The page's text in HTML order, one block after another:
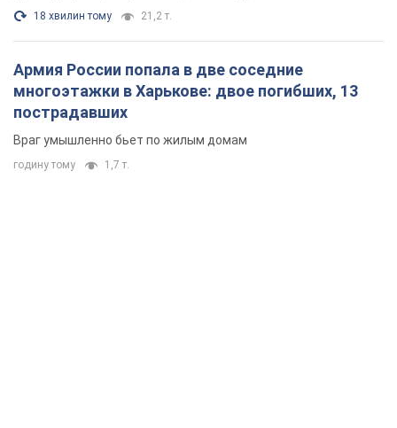
18 хвилин тому 21,2 т.
Армия России попала в две соседние
многоэтажки в Харькове: двое погибших, 13
пострадавших
Враг умышленно бьет по жилым домам
годину тому 1,7 т.